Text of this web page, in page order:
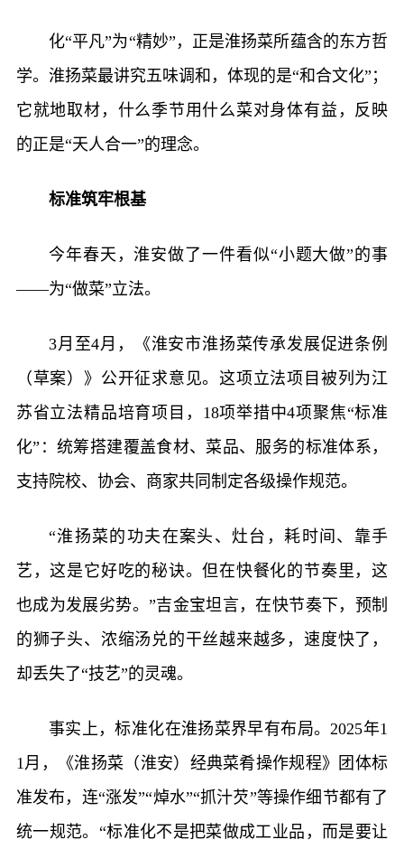
化“平凡”为“精妙”，正是淮扬菜所蕴含的东方哲
学。淮扬菜最讲究五味调和，体现的是“和合文化”；
它就地取材，什么季节用什么菜对身体有益，反映
的正是“天人合一”的理念。
标准筑牢根基
今年春天，淮安做了一件看似“小题大做”的事
——为“做菜”立法。
3月至4月，《淮安市淮扬菜传承发展促进条例
（草案）》公开征求意见。这项立法项目被列为江
苏省立法精品培育项目，18项举措中4项聚焦“标准
化”：统筹搭建覆盖食材、菜品、服务的标准体系，
支持院校、协会、商家共同制定各级操作规范。
“淮扬菜的功夫在案头、灶台，耗时间、靠手
艺，这是它好吃的秘诀。但在快餐化的节奏里，这
也成为发展劣势。”吉金宝坦言，在快节奏下，预制
的狮子头、浓缩汤兑的干丝越来越多，速度快了，
却丢失了“技艺”的灵魂。
事实上，标准化在淮扬菜界早有布局。2025年1
1月，《淮扬菜（淮安）经典菜肴操作规程》团体标
准发布，连“涨发”“焯水”“抓汁芡”等操作细节都有了
统一规范。“标准化不是把菜做成工业品，而是要让